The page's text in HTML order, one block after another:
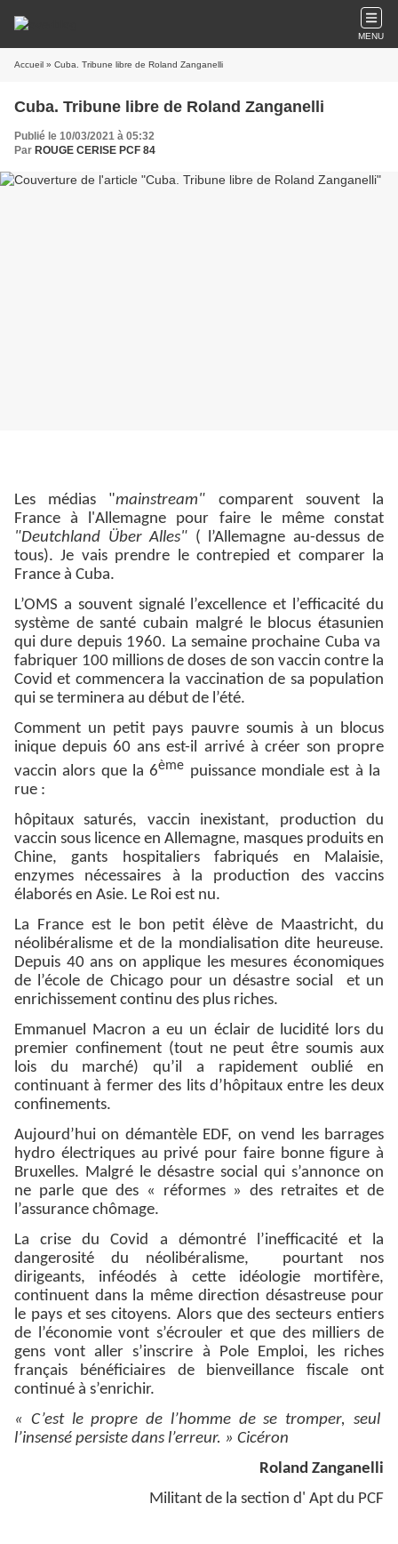
MENU
Accueil » Cuba. Tribune libre de Roland Zanganelli
Cuba. Tribune libre de Roland Zanganelli
Publié le 10/03/2021 à 05:32
Par ROUGE CERISE PCF 84
Les médias "mainstream" comparent souvent la
France à l'Allemagne pour faire le même constat
"Deutchland Über Alles" ( l’Allemagne au-dessus de
tous). Je vais prendre le contrepied et comparer la
France à Cuba.
L’OMS a souvent signalé l’excellence et l’efficacité du
système de santé cubain malgré le blocus étasunien
qui dure depuis 1960. La semaine prochaine Cuba va
fabriquer 100 millions de doses de son vaccin contre la
Covid et commencera la vaccination de sa population
qui se terminera au début de l’été.
Comment un petit pays pauvre soumis à un blocus
inique depuis 60 ans est-il arrivé à créer son propre
vaccin alors que la 6ème puissance mondiale est à la
rue :
hôpitaux saturés, vaccin inexistant, production du
vaccin sous licence en Allemagne, masques produits en
Chine, gants hospitaliers fabriqués en Malaisie,
enzymes nécessaires à la production des vaccins
élaborés en Asie. Le Roi est nu.
La France est le bon petit élève de Maastricht, du
néolibéralisme et de la mondialisation dite heureuse.
Depuis 40 ans on applique les mesures économiques
de l’école de Chicago pour un désastre social et un
enrichissement continu des plus riches.
Emmanuel Macron a eu un éclair de lucidité lors du
premier confinement (tout ne peut être soumis aux
lois du marché) qu’il a rapidement oublié en
continuant à fermer des lits d’hôpitaux entre les deux
confinements.
Aujourd’hui on démantèle EDF, on vend les barrages
hydro électriques au privé pour faire bonne figure à
Bruxelles. Malgré le désastre social qui s’annonce on
ne parle que des « réformes » des retraites et de
l’assurance chômage.
La crise du Covid a démontré l’inefficacité et la
dangerosité du néolibéralisme, pourtant nos
dirigeants, inféodés à cette idéologie mortifère,
continuent dans la même direction désastreuse pour
le pays et ses citoyens. Alors que des secteurs entiers
de l’économie vont s’écrouler et que des milliers de
gens vont aller s’inscrire à Pole Emploi, les riches
français bénéficiaires de bienveillance fiscale ont
continué à s’enrichir.
« C’est le propre de l’homme de se tromper, seul
l’insensé persiste dans l’erreur. » Cicéron
Roland Zanganelli
Militant de la section d' Apt du PCF